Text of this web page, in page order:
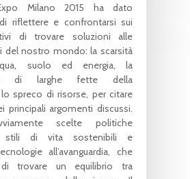
Milano 2015 ha dato
riflettere e confrontarsi sui
di trovare soluzioni alle
del nostro mondo: la scarsità
suolo ed energia, la
di larghe fette della
spreco di risorse, per citare
principali argomenti discussi.
scelte politiche
stili di vita sostenibili e
all’avanguardia, che
trovare un equilibrio tra